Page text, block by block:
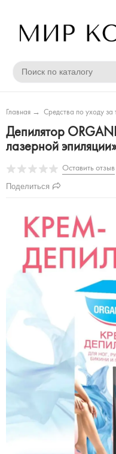
Главная → Средства по уходу за
Депилятор
лазерной
Оставить отзыв
Поделиться